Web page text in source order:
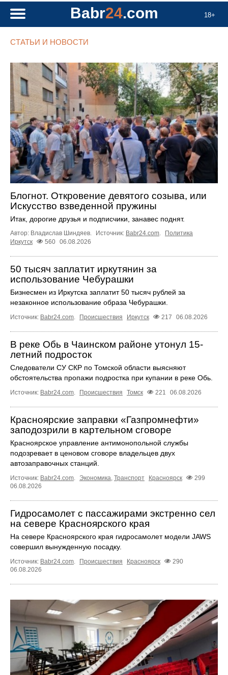
18+
Babr24.com
СТАТЬИ И НОВОСТИ
Блогнот. Откровение девятого созыва, или
Искусство взведенной пружины
Итак, дорогие друзья и подписчики, занавес поднят.
Автор: Владислав Шиндяев. Источник: Babr24.com
Политика
Иркутск
560 06.08.2026
50 тысяч заплатит иркутянин за
использование Чебурашки
Бизнесмен из Иркутска заплатит 50 тысяч рублей за
незаконное использование образа Чебурашки.
Источник: Babr24.com. Происшествия Иркутск 217 06.08.2026
В реке Обь в Чаинском районе утонул 15-
летний подросток
Следователи СУ СКР по Томской области выясняют
обстоятельства пропажи подростка при купании в реке Обь.
Источник: Babr24.com. Происшествия Томск 221 06.08.2026
Красноярские заправки «Газпромнефти»
заподозрили в картельном сговоре
Красноярское управление антимонопольной службы
подозревает в ценовом сговоре владельцев двух
автозаправочных станций.
Источник: Babr24.com. Экономика, Транспорт Красноярск
299
06.08.2026
Гидросамолет с пассажирами экстренно сел
на севере Красноярского края
На севере Красноярского края гидросамолет модели JAWS
совершил вынужденную посадку.
Источник: Babr24.com. Происшествия Красноярск
290
06.08.2026